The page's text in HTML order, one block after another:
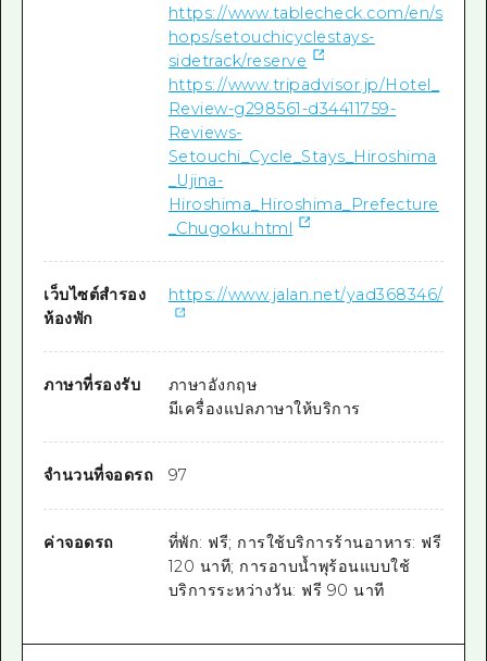
https://www.tablecheck.com/en/s
hops/setouchicyclestays-
sidetrack/reserve
https://www.tripadvisor.jp/Hotel_
Review-g298561-d34411759-
Reviews-
Setouchi_Cycle_Stays_Hiroshima
_Ujina-
Hiroshima_Hiroshima_Prefecture
_Chugoku.html
เว็บไซต์สำรอง
ห้องพัก
https://www.jalan.net/yad368346/
ภาษาที่รองรับ
ภาษาอังกฤษ
มีเครื่องแปลภาษาให้บริการ
จำนวนที่จอดรถ 97
ค่าจอดรถ
ที่พัก: ฟรี; การใช้บริการร้านอาหาร: ฟรี
120 นาที; การอาบน้ำพุร้อนแบบใช้
บริการระหว่างวัน: ฟรี 90 นาที